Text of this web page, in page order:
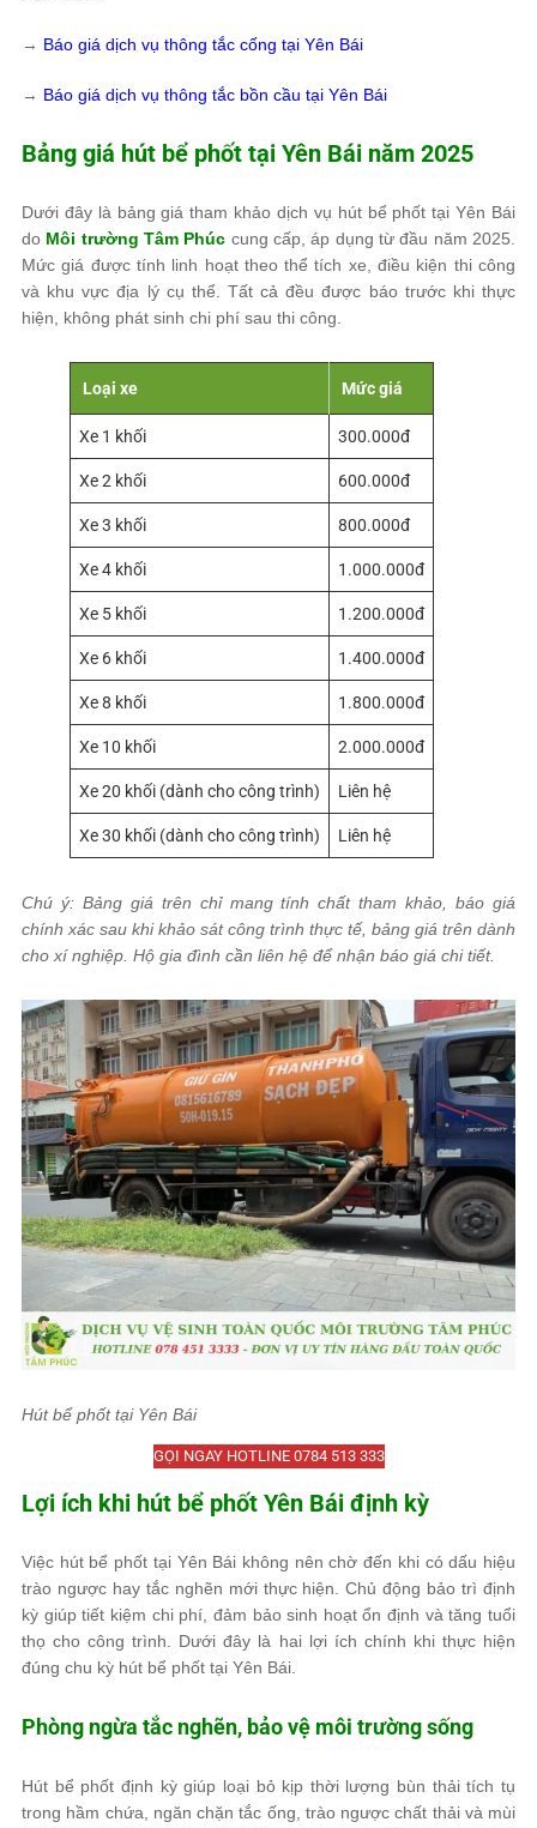
→ Báo giá dịch vụ thông tắc cống tại Yên Bái
→ Báo giá dịch vụ thông tắc bồn cầu tại Yên Bái
Bảng giá hút bể phốt tại Yên Bái năm 2025
Dưới đây là bảng giá tham khảo dịch vụ hút bể phốt tại Yên Bái
do Môi trường Tâm Phúc cung cấp, áp dụng từ đầu năm 2025.
Mức giá được tính linh hoạt theo thể tích xe, điều kiện thi công
và khu vực địa lý cụ thể. Tất cả đều được báo trước khi thực
hiện, không phát sinh chi phí sau thi công.
Loại xe Mức giá
Xe 1 khối 300.000đ
Xe 2 khối 600.000đ
Xe 3 khối 800.000đ
Xe 4 khối 1.000.000đ
Xe 5 khối 1.200.000đ
Xe 6 khối 1.400.000đ
Xe 8 khối 1.800.000đ
Xe 10 khối 2.000.000đ
Xe 20 khối (dành cho công trình) Liên hệ
Xe 30 khối (dành cho công trình) Liên hệ
Chú ý: Bảng giá trên chỉ mang tính chất tham khảo, báo giá
chính xác sau khi khảo sát công trình thực tế, bảng giá trên dành
cho xí nghiệp. Hộ gia đình cần liên hệ để nhận báo giá chi tiết.
Hút bể phốt tại Yên Bái
GỌI NGAY HOTLINE 0784 513 333
Lợi ích khi hút bể phốt Yên Bái định kỳ
Việc hút bể phốt tại Yên Bái không nên chờ đến khi có dấu hiệu
trào ngược hay tắc nghẽn mới thực hiện. Chủ động bảo trì định
kỳ giúp tiết kiệm chi phí, đảm bảo sinh hoạt ổn định và tăng tuổi
thọ cho công trình. Dưới đây là hai lợi ích chính khi thực hiện
đúng chu kỳ hút bể phốt tại Yên Bái.
Phòng ngừa tắc nghẽn, bảo vệ môi trường sống
Hút bể phốt định kỳ giúp loại bỏ kịp thời lượng bùn thải tích tụ
trong hầm chứa, ngăn chặn tắc ống, trào ngược chất thải và mùi